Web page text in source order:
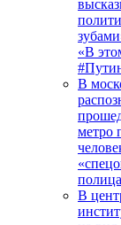
«В
В
метро
В